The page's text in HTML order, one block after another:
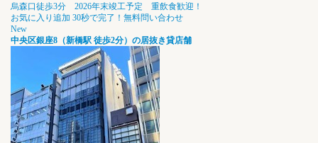
烏森口徒歩3分 2026年末竣工予定 重飲食歓迎！
お気に入り追加 30秒で完了！無料問い合わせ
New
中央区銀座8（新橋駅 徒歩2分）の居抜き貸店舗